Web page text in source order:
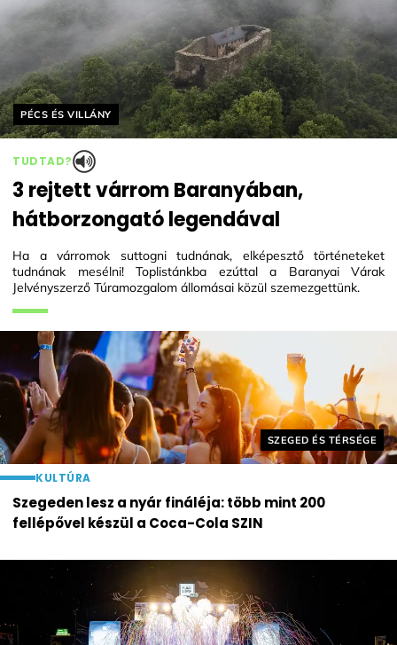
Helyszín címkék:
SZEGED ÉS TÉRSÉGE
KULTÚRA
Szegeden lesz a nyár fináléja: több mint 200
fellépővel készül a Coca-Cola SZIN
Helyszín címkék:
PÉCS ÉS VILLÁNY
TUDTAD?
3 rejtett várrom Baranyában,
hátborzongató legendával
Ha a várromok suttogni tudnának, elképesztő történeteket
tudnának mesélni! Toplistánkba ezúttal a Baranyai Várak
Jelvényszerző Túramozgalom állomásai közül szemezgettünk.